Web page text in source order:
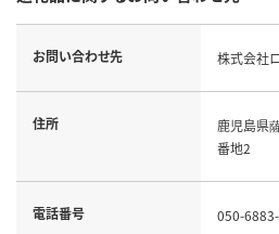
お問い合わせ先 株式会社
住所
鹿児島県
番地2
電話番号 050-